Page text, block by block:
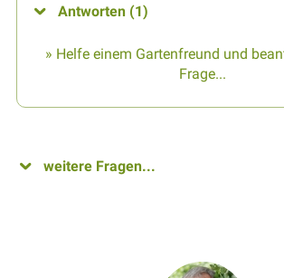
Antworten (1)
» Helfe einem Gartenfreund und
Frage...
weitere Fragen...